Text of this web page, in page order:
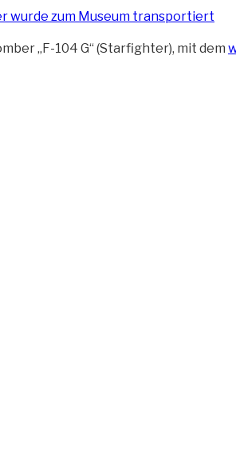
„F-104 G“ (Starfighter), mit dem